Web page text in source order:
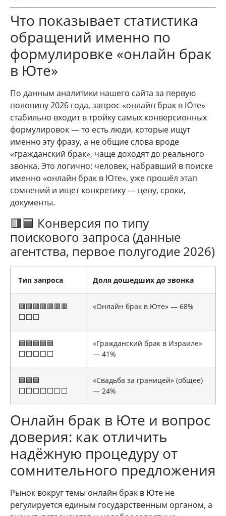
Что показывает статистика
обращений именно по
формулировке «онлайн брак
в Юте»
По данным аналитики нашего сайта за первую
половину 2026 года, запрос «онлайн брак в Юте»
стабильно входит в тройку самых конверсионных
формулировок — то есть люди, которые ищут
именно эту фразу, а не общие слова вроде
«гражданский брак», чаще доходят до реального
звонка. Это логично: человек, набравший в поиске
именно «онлайн брак в Юте», уже прошёл этап
сомнений и ищет конкретику — цену, сроки,
документы.
🟥🟦 Конверсия по типу
поискового запроса (данные
агентства, первое полугодие 2026)
Тип запроса Доля дошедших до звонка
🟥🟥🟥🟥🟥🟥🟥
⬜⬜⬜
«Онлайн брак в Юте» — 68%
🟦🟦🟦🟦🟦
⬜⬜⬜⬜⬜
«Гражданский брак в Израиле»
— 41%
🟦🟦🟦
⬜⬜⬜⬜⬜⬜⬜
«Свадьба за границей» (общее)
— 24%
Онлайн брак в Юте и вопрос
доверия: как отличить
надёжную процедуру от
сомнительного предложения
Рынок вокруг темы онлайн брак в Юте не
регулируется единым государственным органом, а